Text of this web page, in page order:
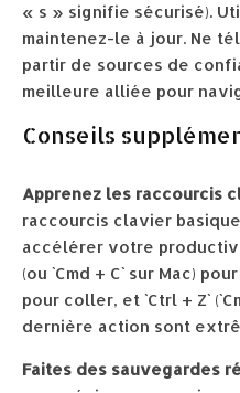
« s » signifie sécurisé).
maintenez-le à jour. Ne
partir de sources de
meilleure alliée pour
Conseils
Apprenez les raccourcis
raccourcis clavier
accélérer votre
(ou `Cmd + C` sur Mac)
pour coller, et `Ctrl + Z`
dernière action sont
Faites des sauvegardes